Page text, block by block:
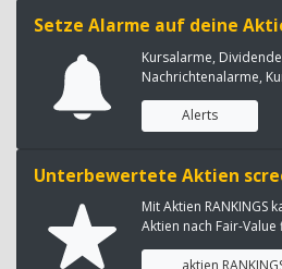
Setze Alarme auf deine
Kursalarme,
Nachrichtenalarme,
Alerts
Unterbewertete Aktien
Mit Aktien RANKINGS
Aktien nach Fair-Value
aktien